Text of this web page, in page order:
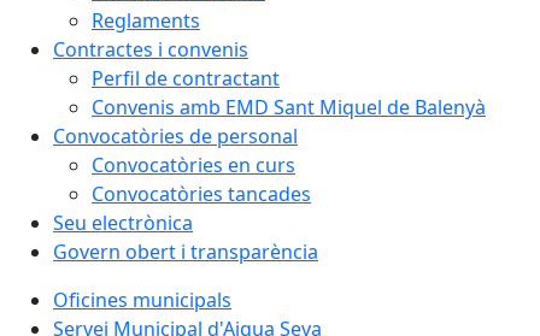
Reglaments
Contractes i convenis
Perfil de contractant
Convenis amb EMD Sant Miquel de Balenyà
Convocatòries de personal
Convocatòries en curs
Convocatòries tancades
Seu electrònica
Govern obert i transparència
Oficines municipals
Servei Municipal d'Aigua Seva